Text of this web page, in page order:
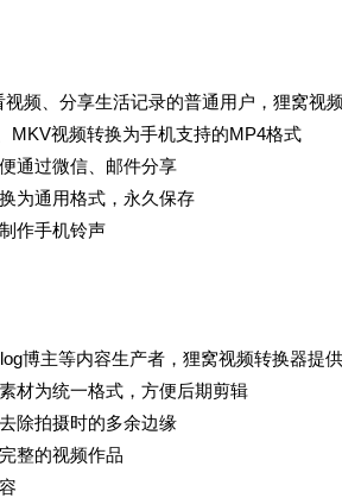
频、分享生活记录的普通用户，狸窝视
MKV视频转换为手机支持的MP4格式
通过微信、邮件分享
为通用格式，永久保存
作手机铃声
博主等内容生产者，狸窝视频转换器提
材为统一格式，方便后期剪辑
除拍摄时的多余边缘
整的视频作品